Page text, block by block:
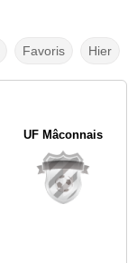
Favoris Hier
UF Mâconnais